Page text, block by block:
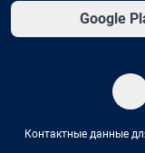
Google
Контактные данные